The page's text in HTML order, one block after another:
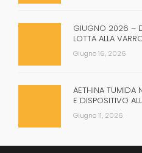
GIUGNO 2026 –
LOTTA ALLA
Giugno 16, 2026
AETHINA TUMIDA
E DISPOSITIVO
Giugno 11, 2026